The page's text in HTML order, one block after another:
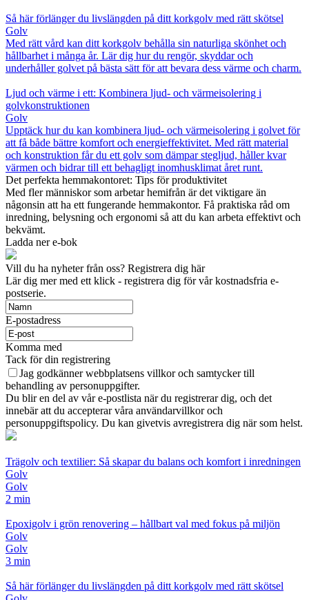
Så här förlänger du livslängden på ditt korkgolv med rätt skötsel
Golv
Med rätt vård kan ditt korkgolv behålla sin naturliga skönhet och
hållbarhet i många år. Lär dig hur du rengör, skyddar och
underhåller golvet på bästa sätt för att bevara dess värme och charm.
Ljud och värme i ett: Kombinera ljud- och värmeisolering i
golvkonstruktionen
Golv
Upptäck hur du kan kombinera ljud- och värmeisolering i golvet för
att få både bättre komfort och energieffektivitet. Med rätt material
och konstruktion får du ett golv som dämpar stegljud, håller kvar
värmen och bidrar till ett behagligt inomhusklimat året runt.
Det perfekta hemmakontoret: Tips för produktivitet
Med fler människor som arbetar hemifrån är det viktigare än
någonsin att ha ett fungerande hemmakontor. Få praktiska råd om
inredning, belysning och ergonomi så att du kan arbeta effektivt och
bekvämt.
Ladda ner e-bok
Vill du ha nyheter från oss? Registrera dig här
Lär dig mer med ett klick - registrera dig för vår kostnadsfria e-
postserie.
E-postadress
Komma med
Tack för din registrering
Jag godkänner webbplatsens villkor och samtycker till
behandling av personuppgifter.
Du blir en del av vår e-postlista när du registrerar dig, och det
innebär att du accepterar våra användarvillkor och
personuppgiftspolicy. Du kan givetvis avregistrera dig när som helst.
Trägolv och textilier: Så skapar du balans och komfort i inredningen
Golv
Golv
2 min
Epoxigolv i grön renovering – hållbart val med fokus på miljön
Golv
Golv
3 min
Så här förlänger du livslängden på ditt korkgolv med rätt skötsel